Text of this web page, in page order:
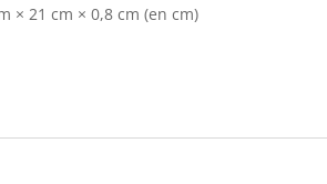
× 21 cm × 0,8 cm (en cm)